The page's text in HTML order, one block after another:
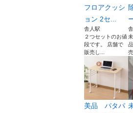
フロアクッシ
ョン 2セ...
舎人駅
２つセットのお値
段です。 店舗で
販売し...
美品 パタパ